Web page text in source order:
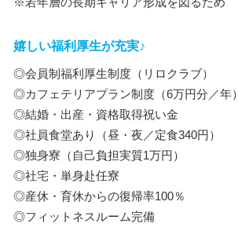
嬉しい福利厚生が充実♪
◎会員制福利厚生制度（リロクラブ）
◎カフェテリアプラン制度（6万円分／年）
◎結婚・出産・資格取得祝い金
◎社員食堂あり（昼・夜／定食340円）
◎独身寮（自己負担実質1万円）
◎社宅・単身赴任寮
◎産休・育休からの復帰率100％
◎フィットネスルーム完備